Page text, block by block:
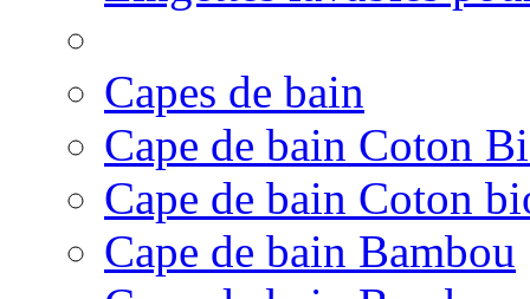
Capes de bain
Cape de bain Coton
Cape de bain Coton
Cape de bain Bambou